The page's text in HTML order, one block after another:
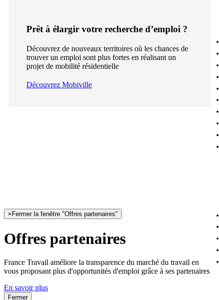
Prêt à élargir votre recherche d’emploi ?
Découvrez de nouveaux territoires où les chances de
trouver un emploi sont plus fortes en réalisant un
projet de mobilité résidentielle
Découvrez Mobiville
× Fermer la fenêtre "Offres partenaires"
Offres partenaires
France Travail améliore la transparence du marché du travail en
vous proposant plus d'opportunités d'emploi grâce à ses partenaires
En savoir plus
Fermer